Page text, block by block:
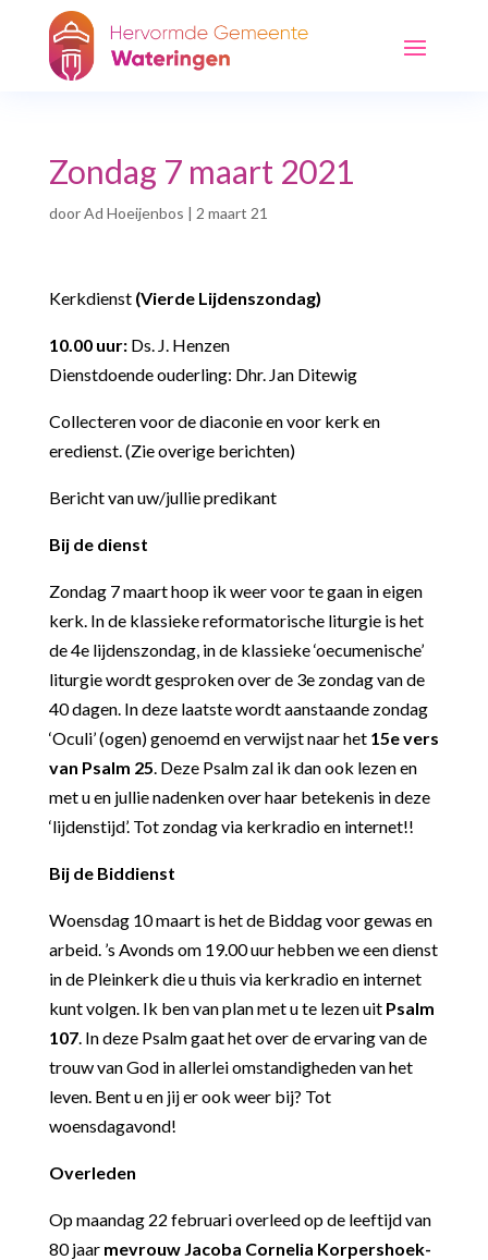
Zondag 7 maart 2021
doorAd Hoeijenbos | 2 maart 21
Kerkdienst(Vierde Lijdenszondag)
10.00 uur:Ds. J. Henzen
Dienstdoende ouderling: Dhr. Jan Ditewig
Collecteren voor de diaconie en voor kerk en
eredienst. (Zie overige berichten)
Bericht van uw/jullie predikant
Bij de dienst
Zondag 7 maart hoop ik weer voor te gaan in eigen
kerk. In de klassieke reformatorische liturgie is het
de 4e lijdenszondag, in de klassieke ‘oecumenische’
liturgie wordt gesproken over de 3e zondag van de
40 dagen. In deze laatste wordt aanstaande zondag
‘Oculi’ (ogen) genoemd en verwijst naar het 15e vers
van Psalm 25. Deze Psalm zal ik dan ook lezen en
met u en jullie nadenken over haar betekenis in deze
‘lijdenstijd’. Tot zondag via kerkradio en internet!!
Bij de Biddienst
Woensdag 10 maart is het de Biddag voor gewas en
arbeid. ’s Avonds om 19.00 uur hebben we een dienst
in de Pleinkerk die u thuis via kerkradio en internet
kunt volgen. Ik ben van plan met u te lezen uit Psalm
107. In deze Psalm gaat het over de ervaring van de
trouw van God in allerlei omstandigheden van het
leven. Bent u en jij er ook weer bij? Tot
woensdagavond!
Overleden
Op maandag 22 februari overleed op de leeftijd van
80 jaar mevrouw Jacoba Cornelia Korpershoek-